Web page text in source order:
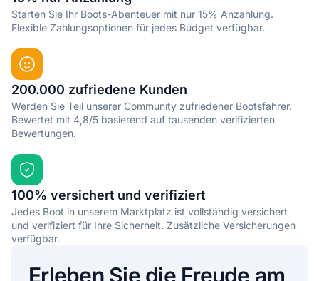
Starten Sie Ihr Boots-Abenteuer mit nur 15% Anzahlung.
Flexible Zahlungsoptionen für jedes Budget verfügbar.
200.000 zufriedene Kunden
Werden Sie Teil unserer Community zufriedener Bootsfahrer.
Bewertet mit 4,8/5 basierend auf tausenden verifizierten
Bewertungen.
100% versichert und verifiziert
Jedes Boot in unserem Marktplatz ist vollständig versichert
und verifiziert für Ihre Sicherheit. Zusätzliche Versicherungen
verfügbar.
Erleben Sie die Freude am